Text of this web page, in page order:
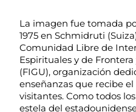
La imagen fue tomada
1975 en Schmidruti
Comunidad Libre de
Espirituales y de
(FIGU), organización
enseñanzas que recibe el
visitantes. Como todos
estela del